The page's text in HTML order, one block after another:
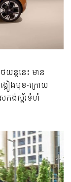
យន្តនេះ មាន
ៀងមុខ-ក្រោយ
សកង់ស្ព័រទំហំ